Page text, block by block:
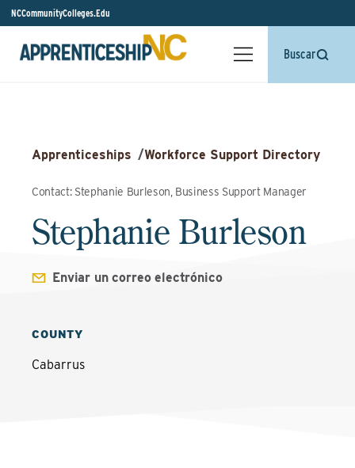
NCCommunityColleges.Edu
Buscar
Apprenticeships /Workforce Support Directory
Contact: Stephanie Burleson, Business Support Manager
Stephanie Burleson
Enviar un correo electrónico
COUNTY
Cabarrus